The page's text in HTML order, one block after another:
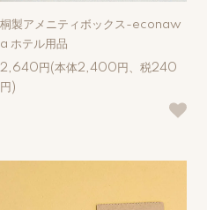
桐製アメニティボックス-econaw
a ホテル用品
2,640円(本体2,400円、税240
円)